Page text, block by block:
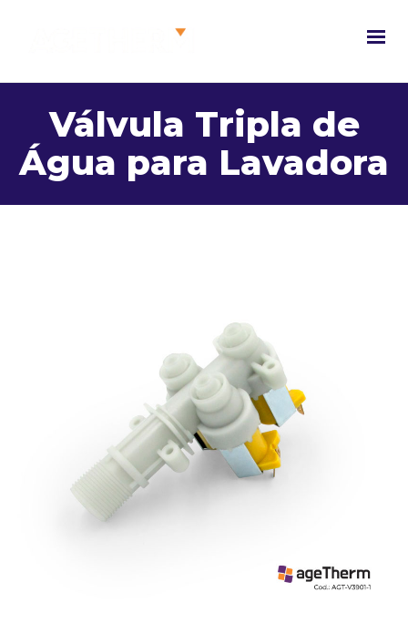
Válvula Tripla de
Água para Lavadora